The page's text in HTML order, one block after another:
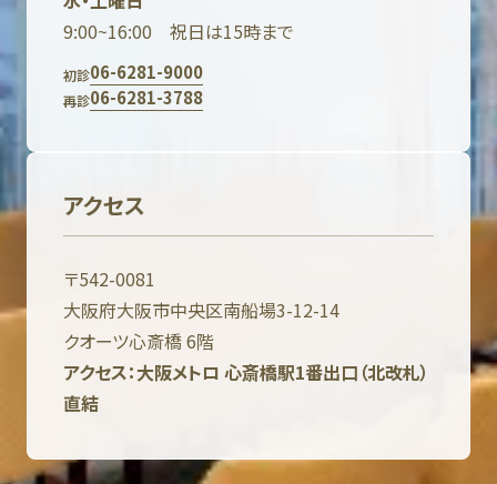
9:00~16:00 祝日は15時まで
初診06-6281-9000
再診06-6281-3788
アクセス
〒542-0081
大阪府大阪市中央区南船場3-12-14
クオーツ心斎橋 6階
アクセス：大阪メトロ 心斎橋駅1番出口（北改札）
直結